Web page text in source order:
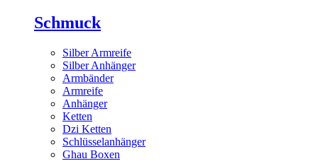
Schmuck
Silber Armreife
Silber Anhänger
Armbänder
Armreife
Anhänger
Ketten
Dzi Ketten
Schlüsselanhänger
Ghau Boxen